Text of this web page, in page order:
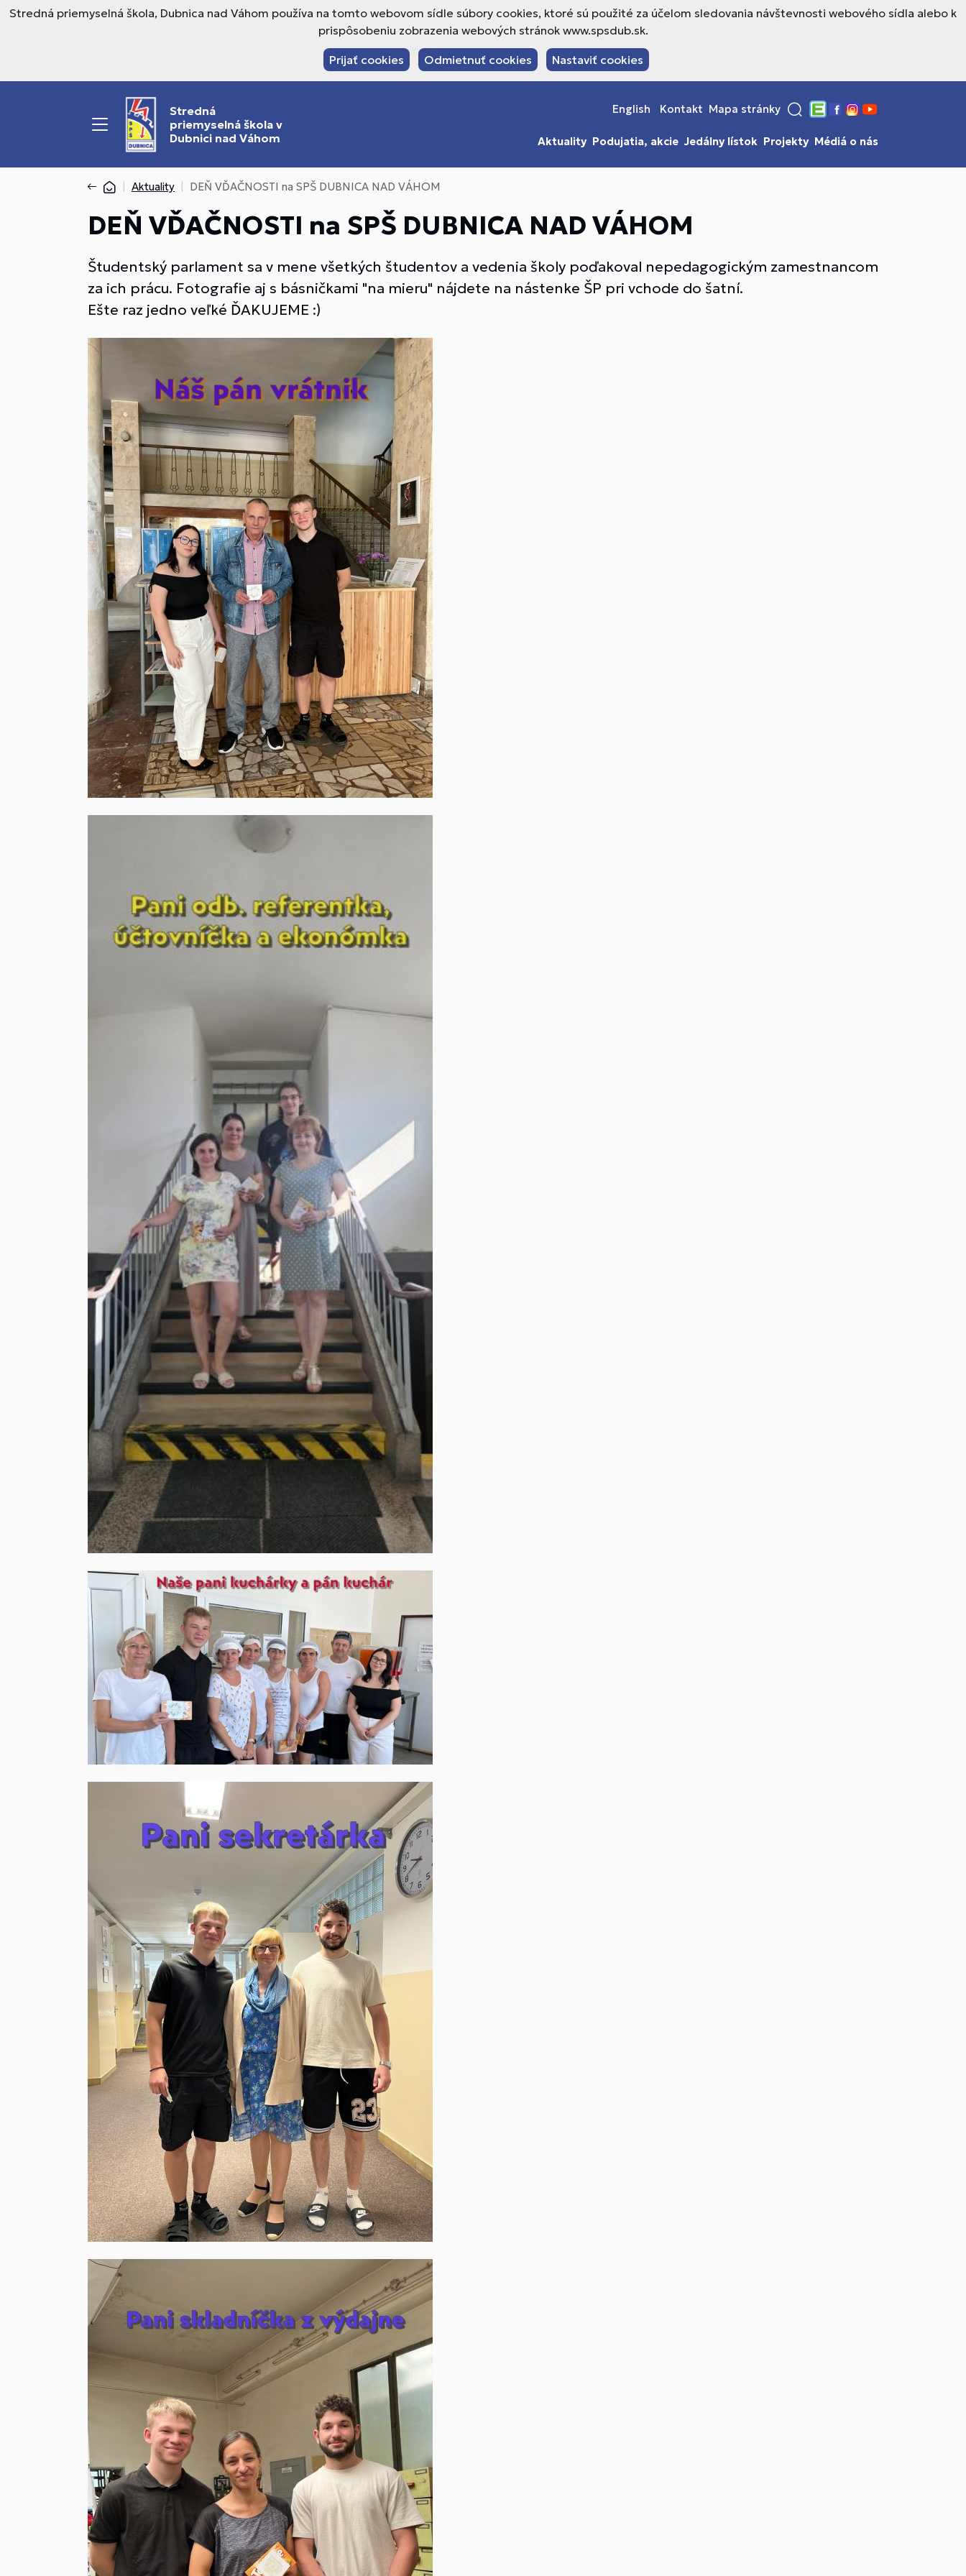
Stredná priemyselná škola, Dubnica nad Váhom používa na tomto webovom sídle súbory cookies, ktoré sú použité za účelom sledovania návštevnosti webového sídla alebo k
prispôsobeniu zobrazenia webových stránok www.spsdub.sk.
Prijať cookies Odmietnuť cookies Nastaviť cookies
Stredná
priemyselná škola v
Dubnici nad Váhom
English Kontakt Mapa stránky
Edupage
Facebook
Instagram
YouTube
Aktuality Podujatia, akcie Jedálny lístok Projekty Médiá o nás
Aktuality DEŇ VĎAČNOSTI na SPŠ DUBNICA NAD VÁHOM
DEŇ VĎAČNOSTI na SPŠ DUBNICA NAD VÁHOM
Študentský parlament sa v mene všetkých študentov a vedenia školy poďakoval nepedagogickým zamestnancom
za ich prácu. Fotografie aj s básničkami "na mieru" nájdete na nástenke ŠP pri vchode do šatní.
Ešte raz jedno veľké ĎAKUJEME :)